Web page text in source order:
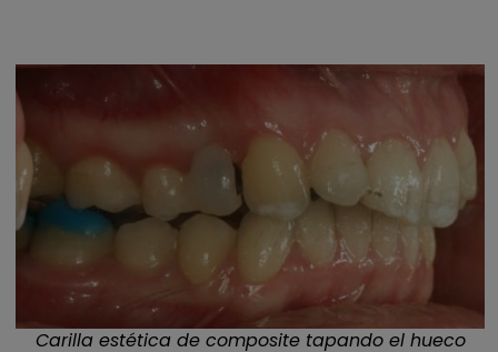
Carilla estética de composite tapando el hueco